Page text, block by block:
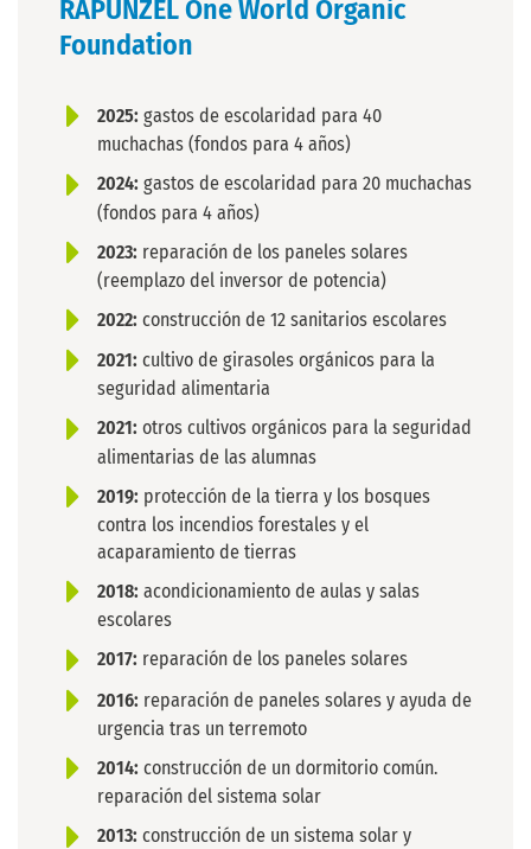
RAPUNZEL One World Organic
Foundation
2025: gastos de escolaridad para 40
muchachas (fondos para 4 años)
2024: gastos de escolaridad para 20 muchachas
(fondos para 4 años)
2023: reparación de los paneles solares
(reemplazo del inversor de potencia)
2022: construcción de 12 sanitarios escolares
2021: cultivo de girasoles orgánicos para la
seguridad alimentaria
2021: otros cultivos orgánicos para la seguridad
alimentarias de las alumnas
2019: protección de la tierra y los bosques
contra los incendios forestales y el
acaparamiento de tierras
2018: acondicionamiento de aulas y salas
escolares
2017: reparación de los paneles solares
2016: reparación de paneles solares y ayuda de
urgencia tras un terremoto
2014: construcción de un dormitorio común.
reparación del sistema solar
2013: construcción de un sistema solar y